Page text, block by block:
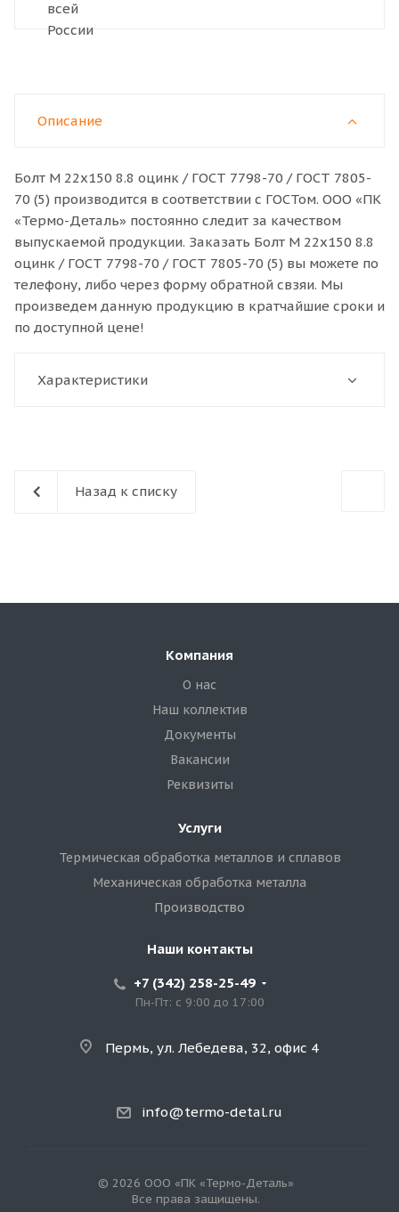
Описание
Болт M 22x150 8.8 оцинк / ГОСТ 7798-70 / ГОСТ 7805-
70 (5) производится в соответствии с ГОСТом. ООО «ПК
«Термо-Деталь» постоянно следит за качеством
выпускаемой продукции. Заказать Болт M 22x150 8.8
оцинк / ГОСТ 7798-70 / ГОСТ 7805-70 (5) вы можете по
телефону, либо через форму обратной свзяи. Мы
произведем данную продукцию в кратчайшие сроки и
по доступной цене!
Характеристики
Назад к списку
Компания
О нас
Наш коллектив
Документы
Вакансии
Реквизиты
Услуги
Термическая обработка металлов и сплавов
Механическая обработка металла
Производство
Наши контакты
+7 (342) 258-25-49
Пн-Пт: с 9:00 до 17:00
Пермь, ул. Лебедева, 32, офис 4
info@termo-detal.ru
© 2026 ООО «ПК «Термо-Деталь»
Все права защищены.